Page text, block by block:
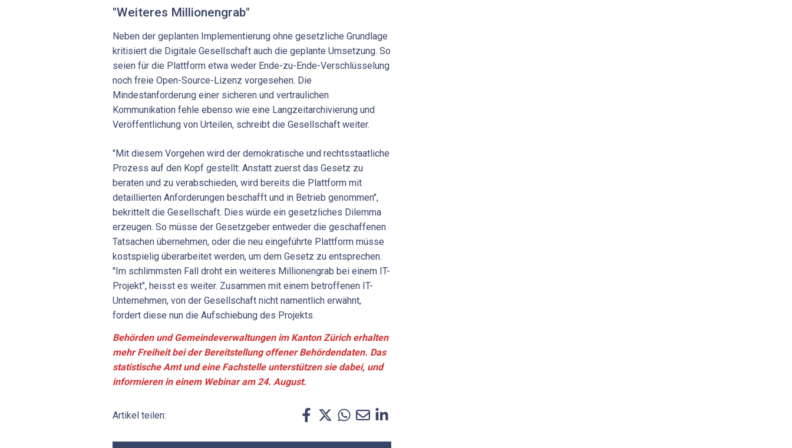
"Weiteres Millionengrab"
Neben der geplanten Implementierung ohne gesetzliche Grundlage
kritisiert die Digitale Gesellschaft auch die geplante Umsetzung. So
seien für die Plattform etwa weder Ende-zu-Ende-Verschlüsselung
noch freie Open-Source-Lizenz vorgesehen. Die
Mindestanforderung einer sicheren und vertraulichen
Kommunikation fehle ebenso wie eine Langzeitarchivierung und
Veröffentlichung von Urteilen, schreibt die Gesellschaft weiter.
"Mit diesem Vorgehen wird der demokratische und rechtsstaatliche
Prozess auf den Kopf gestellt: Anstatt zuerst das Gesetz zu
beraten und zu verabschieden, wird bereits die Plattform mit
detaillierten Anforderungen beschafft und in Betrieb genommen",
bekrittelt die Gesellschaft. Dies würde ein gesetzliches Dilemma
erzeugen. So müsse der Gesetzgeber entweder die geschaffenen
Tatsachen übernehmen, oder die neu eingeführte Plattform müsse
kostspielig überarbeitet werden, um dem Gesetz zu entsprechen.
"Im schlimmsten Fall droht ein weiteres Millionengrab bei einem IT-
Projekt", heisst es weiter. Zusammen mit einem betroffenen IT-
Unternehmen, von der Gesellschaft nicht namentlich erwähnt,
fordert diese nun die Aufschiebung des Projekts.
Behörden und Gemeindeverwaltungen im Kanton Zürich erhalten
mehr Freiheit bei der Bereitstellung offener Behördendaten. Das
statistische Amt und eine Fachstelle unterstützen sie dabei, und
informieren in einem Webinar am 24. August.
Artikel teilen: